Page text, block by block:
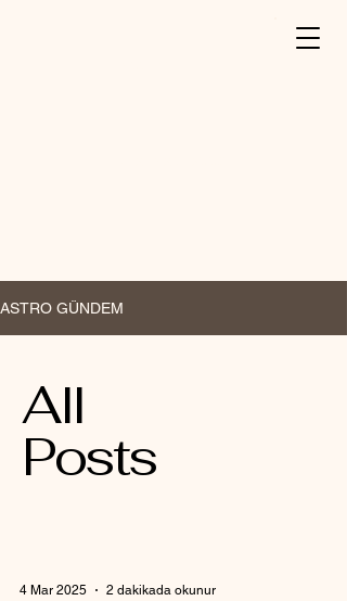
ASTRO GÜNDEM
All
Posts
4 Mar 2025 2 dakikada okunur